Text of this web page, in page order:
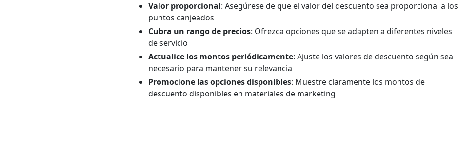
Valor proporcional: Asegúrese de que el valor del descuento sea proporcional a los
puntos canjeados
Cubra un rango de precios: Ofrezca opciones que se adapten a diferentes niveles
de servicio
Actualice los montos periódicamente: Ajuste los valores de descuento según sea
necesario para mantener su relevancia
Promocione las opciones disponibles: Muestre claramente los montos de
descuento disponibles en materiales de marketing